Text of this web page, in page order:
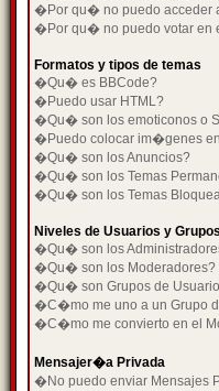
�Por qu� no puedo acceder
�Por qu� no puedo votar en
Formatos y tipos de temas
�Qu� es BBCode?
�Puedo usar HTML?
�Qu� son los emoticonos o
�Puedo colocar im�genes
�Qu� son los Anuncios?
�Qu� son los Temas
�Qu� son los Temas
Niveles de Usuarios y Grupos
�Qu� son los
�Qu� son los Moderadores?
�Qu� son Grupos de
�C�mo me uno a un Grupo
�C�mo me convierto en el
Mensajer�a Privada
�No puedo enviar Mensajes